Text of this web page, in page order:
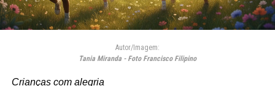
Autor/Imagem:
Tania Miranda - Foto Francisco Filipino
Crianças com alegria